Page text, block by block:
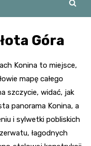
Góra
Konina to miejsce,
mapę całego
szczycie, widać, jak
panorama Konina, a
i sylwetki pobliskich
łagodnych